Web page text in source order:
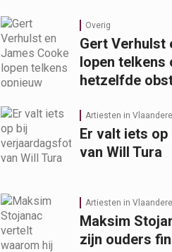
Overig
Gert Verhulst
lopen telkens
hetzelfde
Artiesten in
Er valt iets
van Will Tura
Artiesten in
Maksim
zijn ouders